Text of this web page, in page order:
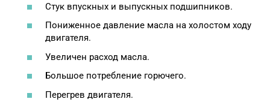
Стук впускных и выпускных подшипников.
Пониженное давление масла на холостом ходу
двигателя.
Увеличен расход масла.
Большое потребление горючего.
Перегрев двигателя.